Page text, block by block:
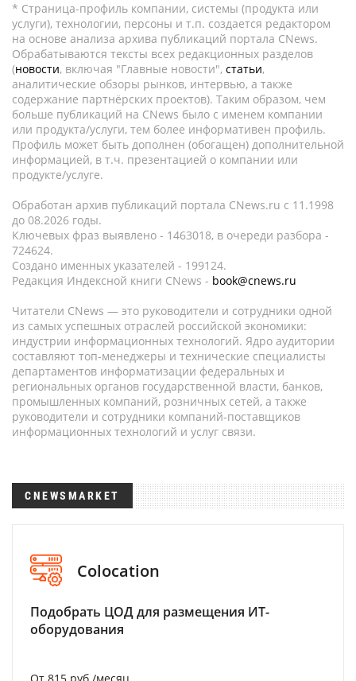
* Страница-профиль компании, системы (продукта или
услуги), технологии, персоны и т.п. создается редактором
на основе анализа архива публикаций портала CNews.
Обрабатываются тексты всех редакционных разделов
(новости, включая "Главные новости", статьи,
аналитические обзоры рынков, интервью, а также
содержание партнёрских проектов). Таким образом, чем
больше публикаций на CNews было с именем компании
или продукта/услуги, тем более информативен профиль.
Профиль может быть дополнен (обогащен) дополнительной
информацией, в т.ч. презентацией о компании или
продукте/услуге.
Обработан архив публикаций портала CNews.ru c 11.1998
до 08.2026 годы.
Ключевых фраз выявлено - 1463018, в очереди разбора -
724624.
Создано именных указателей - 199124.
Редакция Индексной книги CNews - book@cnews.ru
Читатели CNews — это руководители и сотрудники одной
из самых успешных отраслей российской экономики:
индустрии информационных технологий. Ядро аудитории
составляют топ-менеджеры и технические специалисты
департаментов информатизации федеральных и
региональных органов государственной власти, банков,
промышленных компаний, розничных сетей, а также
руководители и сотрудники компаний-поставщиков
информационных технологий и услуг связи.
CNEWSMARKET
Colocation
Подобрать ЦОД для размещения ИТ-
оборудования